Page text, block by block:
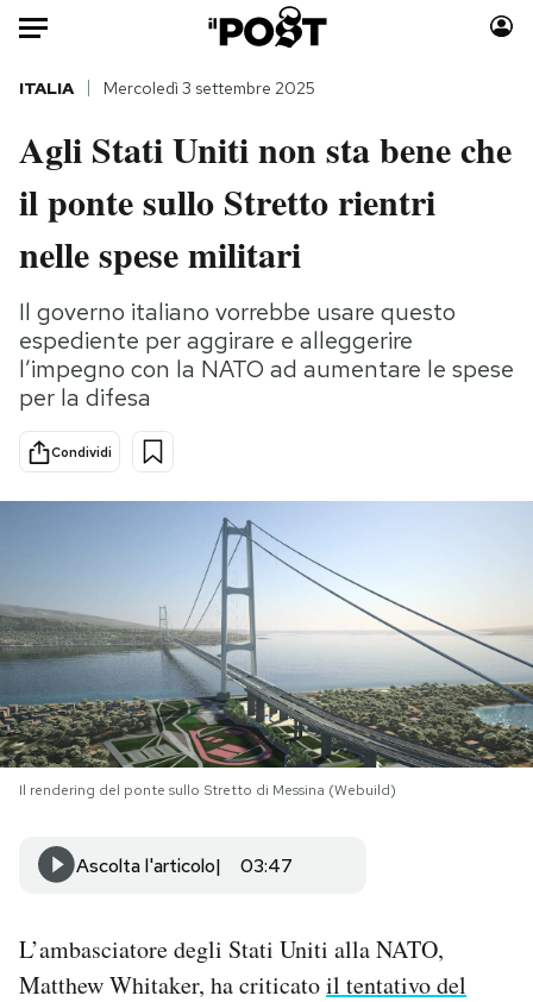
Auto
HOME
Italia
Politica
Tecnologia
Internet
Scienza
Cultura
Economia
Sport
Moda
Ok Boomer!
Media
NEWSLETTER
I MIEI PREFERITI
ITALIA Mercoledì 3 settembre 2025
Agli Stati Uniti non sta bene che
il ponte sullo Stretto rientri
nelle spese militari
Il governo italiano vorrebbe usare questo
espediente per aggirare e alleggerire
l’impegno con la NATO ad aumentare le spese
per la difesa
Condividi
Il rendering del ponte sullo Stretto di Messina (Webuild)
Ascolta l'articolo 03:47
L’ambasciatore degli Stati Uniti alla NATO,
Matthew Whitaker, ha criticatoil tentativo del